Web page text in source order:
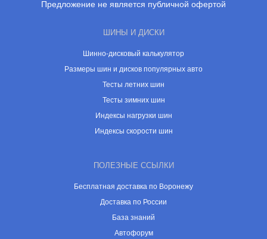
Предложение не является публичной офертой
ШИНЫ И ДИСКИ
Шинно-дисковый калькулятор
Размеры шин и дисков популярных авто
Тесты летних шин
Тесты зимних шин
Индексы нагрузки шин
Индексы скорости шин
ПОЛЕЗНЫЕ ССЫЛКИ
Бесплатная доставка по Воронежу
Доставка по России
База знаний
Автофорум